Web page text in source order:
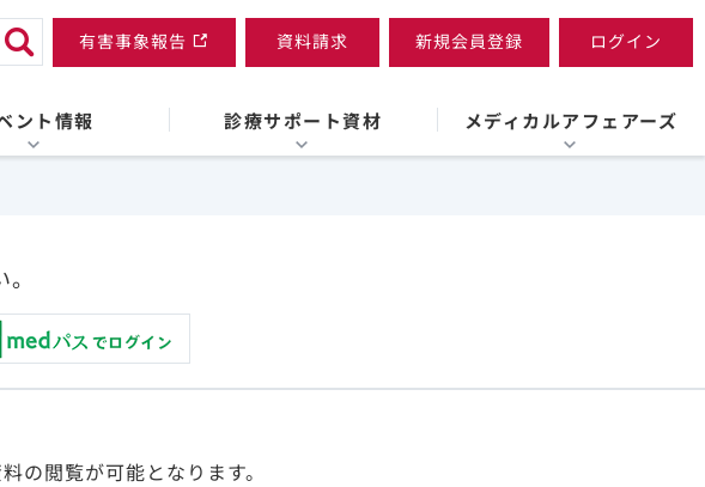
有害事象報告 資料請求 新規会員登録 ログイン
ント情報 診療サポート資材 メディカルアフェアーズ
の閲覧が可能となります。